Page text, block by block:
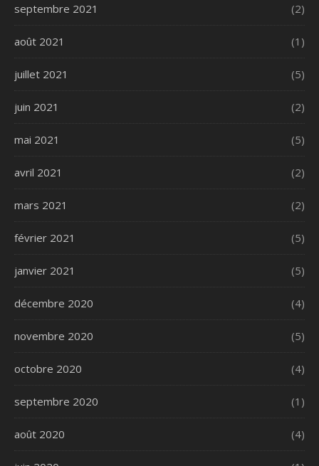
septembre 2021 (2)
août 2021 (1)
juillet 2021 (5)
juin 2021 (2)
mai 2021 (5)
avril 2021 (2)
mars 2021 (2)
février 2021 (5)
janvier 2021 (5)
décembre 2020 (4)
novembre 2020 (5)
octobre 2020 (4)
septembre 2020 (1)
août 2020 (4)